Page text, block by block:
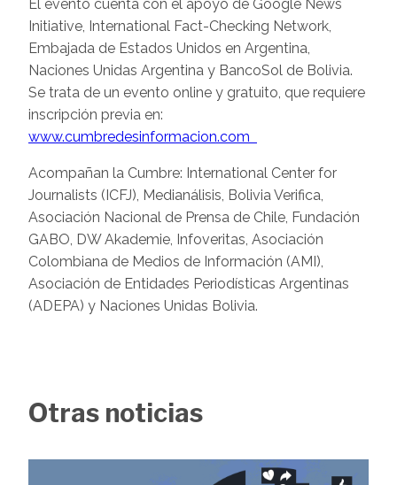
El evento cuenta con el apoyo de Google News
Initiative, International Fact-Checking Network,
Embajada de Estados Unidos en Argentina,
Naciones Unidas Argentina y BancoSol de Bolivia.
Se trata de un evento online y gratuito, que requiere
inscripción previa en:
www.cumbredesinformacion.com
Acompañan la Cumbre: International Center for
Journalists (ICFJ), Medianálisis, Bolivia Verifica,
Asociación Nacional de Prensa de Chile, Fundación
GABO, DW Akademie, Infoveritas, Asociación
Colombiana de Medios de Información (AMI),
Asociación de Entidades Periodísticas Argentinas
(ADEPA) y Naciones Unidas Bolivia.
Otras noticias